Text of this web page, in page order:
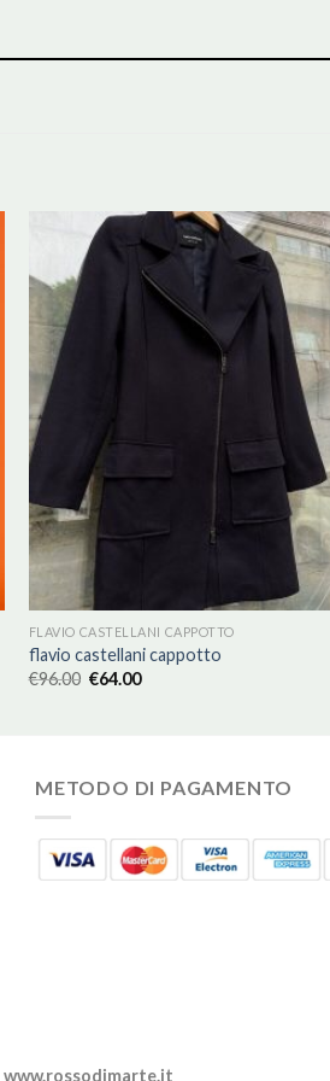
FLAVIO CASTELLANI CAPPOTTO
flavio castellani cappotto
€96.00 €64.00
METODO DI PAGAMENTO
www.rossodimarte.it